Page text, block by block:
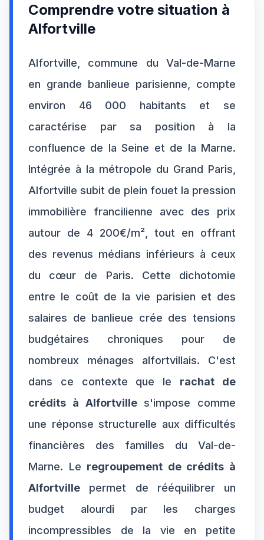
Comprendre votre situation à
Alfortville
Alfortville, commune du Val-de-Marne
en grande banlieue parisienne, compte
environ 46 000 habitants et se
caractérise par sa position à la
confluence de la Seine et de la Marne.
Intégrée à la métropole du Grand Paris,
Alfortville subit de plein fouet la pression
immobilière francilienne avec des prix
autour de 4 200€/m², tout en offrant
des revenus médians inférieurs à ceux
du cœur de Paris. Cette dichotomie
entre le coût de la vie parisien et des
salaires de banlieue crée des tensions
budgétaires chroniques pour de
nombreux ménages alfortvillais. C'est
dans ce contexte que le rachat de
crédits à Alfortvilles'impose comme
une réponse structurelle aux difficultés
financières des familles du Val-de-
Marne. Le regroupement de crédits à
Alfortville permet de rééquilibrer un
budget alourdi par les charges
incompressibles de la vie en petite